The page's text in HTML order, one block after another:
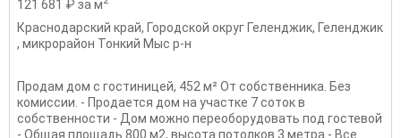
121 681 ₽ за м
Краснодарский край, Городской округ Геленджик, Геленджик
, микрорайон Тонкий Мыс р-н
Продам дом с гостиницей, 452 м² От собственника. Без
комиссии. - Продается дом на участке 7 соток в
собственности - Дом можно переоборудовать под гостевой
- Общая площадь 800 м2, высота потолков 3 метра - Все